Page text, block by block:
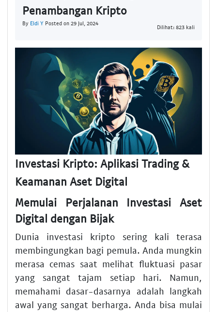
Penambangan Kripto
By Eldi Y Posted on 29 Jul, 2024
Dilihat: 823 kali
Investasi Kripto: Aplikasi Trading &
Keamanan Aset Digital
Memulai Perjalanan Investasi Aset
Digital dengan Bijak
Dunia investasi kripto sering kali terasa
membingungkan bagi pemula. Anda mungkin
merasa cemas saat melihat fluktuasi pasar
yang sangat tajam setiap hari. Namun,
memahami dasar-dasarnya adalah langkah
awal yang sangat berharga. Anda bisa mulai